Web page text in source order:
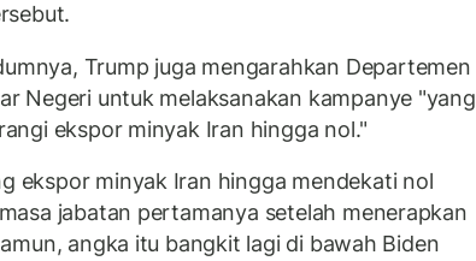
Trump juga mengarahkan Departemen
Negeri untuk melaksanakan kampanye "yang
ekspor minyak Iran hingga nol."
ekspor minyak Iran hingga mendekati nol
jabatan pertamanya setelah menerapkan
angka itu bangkit lagi di bawah Biden